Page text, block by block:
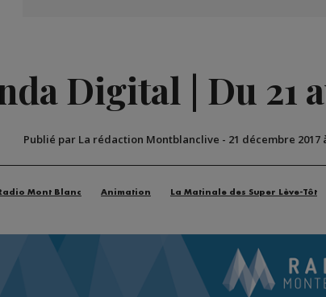
Digital | Du 21
Publié par La rédaction Montblanclive - 21 décembre 2017
Mont Blanc Animation La Matinale des Super Lève-Tôt